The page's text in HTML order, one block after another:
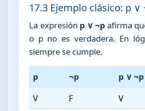
17.3 Ejemplo clásico: p ∨
La expresión p ∨ ¬p afirma
o p no es verdadera. En
siempre se cumple.
p ¬p
p ∨ ¬p
V
F
V